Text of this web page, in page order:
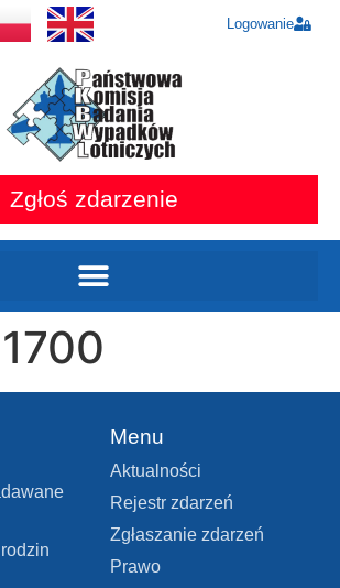
Logowanie
Zgłoś zdarzenie
Menu
Aktualności
Rejestr zdarzeń
Zgłaszanie zdarzeń
Prawo